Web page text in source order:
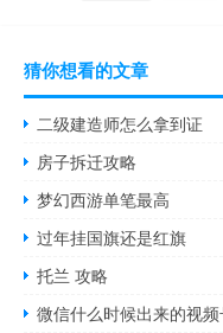
猜你想看的文章
二级建造师怎么拿到证
房子拆迁攻略
梦幻西游单笔最高
过年挂国旗还是红旗
托兰 攻略
微信什么时候出来的视频